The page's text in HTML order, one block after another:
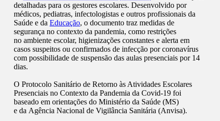
detalhadas para os gestores escolares. Desenvolvido por
médicos, pediatras, infectologistas e outros profissionais da
Saúde e da Educação, o documento traz medidas de
segurança no contexto da pandemia, como restrições
no ambiente escolar, higienizações constantes e alerta em
casos suspeitos ou confirmados de infecção por coronavírus
com possibilidade de suspensão das aulas presenciais por 14
dias.
O Protocolo Sanitário de Retorno às Atividades Escolares
Presenciais no Contexto da Pandemia da Covid-19 foi
baseado em orientações do Ministério da Saúde (MS)
e da Agência Nacional de Vigilância Sanitária (Anvisa).